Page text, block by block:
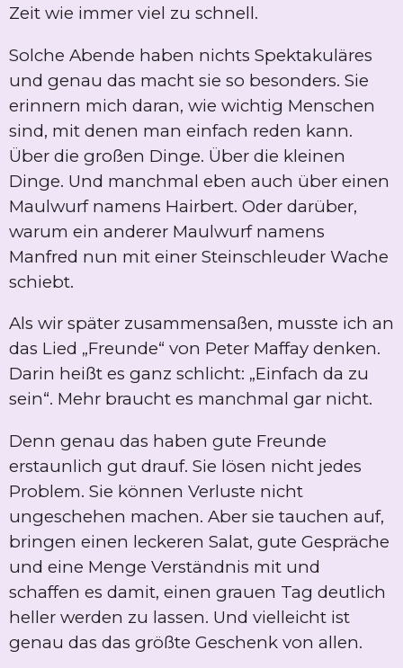
Zeit wie immer viel zu schnell.
Solche Abende haben nichts Spektakuläres
und genau das macht sie so besonders. Sie
erinnern mich daran, wie wichtig Menschen
sind, mit denen man einfach reden kann.
Über die großen Dinge. Über die kleinen
Dinge. Und manchmal eben auch über einen
Maulwurf namens Hairbert. Oder darüber,
warum ein anderer Maulwurf namens
Manfred nun mit einer Steinschleuder Wache
schiebt.
Als wir später zusammensaßen, musste ich an
das Lied „Freunde“ von Peter Maffay denken.
Darin heißt es ganz schlicht: „Einfach da zu
sein“. Mehr braucht es manchmal gar nicht.
Denn genau das haben gute Freunde
erstaunlich gut drauf. Sie lösen nicht jedes
Problem. Sie können Verluste nicht
ungeschehen machen. Aber sie tauchen auf,
bringen einen leckeren Salat, gute Gespräche
und eine Menge Verständnis mit und
schaffen es damit, einen grauen Tag deutlich
heller werden zu lassen. Und vielleicht ist
genau das das größte Geschenk von allen.